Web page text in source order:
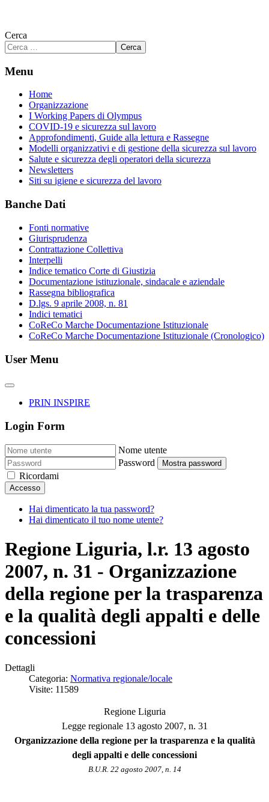
Cerca
Cerca
Menu
Home
Organizzazione
I Working Papers di Olympus
COVID-19 e sicurezza sul lavoro
Approfondimenti, Guide alla lettura e Rassegne
Modelli organizzativi e di gestione della sicurezza sul lavoro
Salute e sicurezza degli operatori della sicurezza
Newsletters
Siti su igiene e sicurezza del lavoro
Banche Dati
Fonti normative
Giurisprudenza
Contrattazione Collettiva
Interpelli
Indice tematico Corte di Giustizia
Documentazione istituzionale, sindacale e aziendale
Rassegna bibliografica
D.lgs. 9 aprile 2008, n. 81
Indici tematici
CoReCo Marche Documentazione Istituzionale
CoReCo Marche Documentazione Istituzionale (Cronologico)
User Menu
PRIN INSPIRE
Login Form
Nome utente
Password
Mostra password
Ricordami
Accesso
Hai dimenticato la tua password?
Hai dimenticato il tuo nome utente?
Regione Liguria, l.r. 13 agosto
2007, n. 31 - Organizzazione
della regione per la trasparenza
e la qualità degli appalti e delle
concessioni
Dettagli
Categoria: Normativa regionale/locale
Visite: 11589
Regione Liguria
Legge regionale 13 agosto 2007, n. 31
Organizzazione della regione per la trasparenza e la qualità
degli appalti e delle concessioni
B.U.R. 22 agosto 2007, n. 14